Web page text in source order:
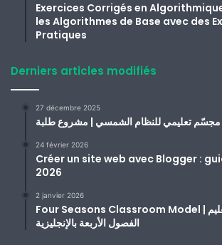
Exercices Corrigés en
les Algorithmes de Base avec des
Pratiques
Derniers articles modifiés
27 décembre 2025
24 février 2026
Créer un site web avec Blogger :
2026
2 janvier 2026
Four Seasons Classroom Model | مشروع تفاعلي لتعليم
الفصول الأربعة بالإنجليزية